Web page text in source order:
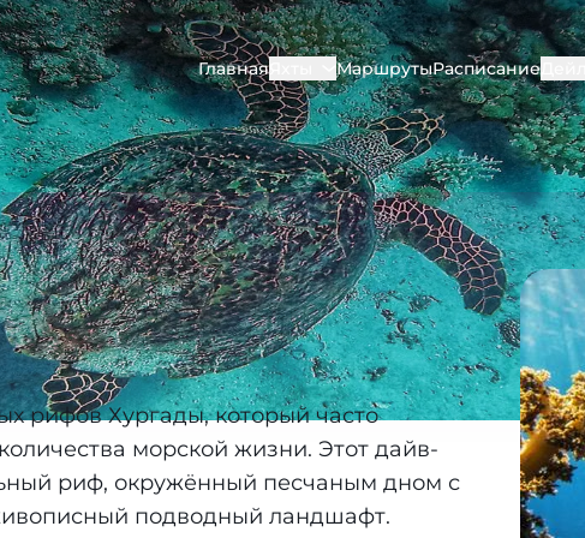
Главная МаршрутыРасписание
рифов Хургады, который часто
морской жизни. Этот дайв-
риф, окружённый песчаным дном с
подводный ландшафт.